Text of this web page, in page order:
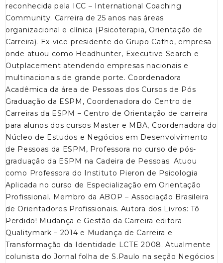
reconhecida pela ICC – International Coaching
Community. Carreira de 25 anos nas áreas
organizacional e clínica (Psicoterapia, Orientação de
Carreira). Ex-vice-presidente do Grupo Catho, empresa
onde atuou como Headhunter, Executive Search e
Outplacement atendendo empresas nacionais e
multinacionais de grande porte. Coordenadora
Acadêmica da área de Pessoas dos Cursos de Pós
Graduação da ESPM, Coordenadora do Centro de
Carreiras da ESPM – Centro de Orientação de carreira
para alunos dos cursos Master e MBA, Coordenadora do
Núcleo de Estudos e Negócios em Desenvolvimento
de Pessoas da ESPM, Professora no curso de pós-
graduação da ESPM na Cadeira de Pessoas. Atuou
como Professora do Instituto Pieron de Psicologia
Aplicada no curso de Especialização em Orientação
Profissional. Membro da ABOP – Associação Brasileira
de Orientadores Profissionais. Autora dos Livros: Tô
Perdido! Mudança e Gestão da Carreira editora
Qualitymark – 2014 e Mudança de Carreira e
Transformação da Identidade LCTE 2008. Atualmente
colunista do Jornal folha de S.Paulo na seção Negócios